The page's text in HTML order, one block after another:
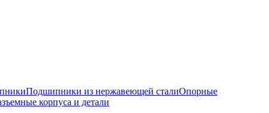
Подшипники из нержавеющей сталиОпорные
корпуса и детали